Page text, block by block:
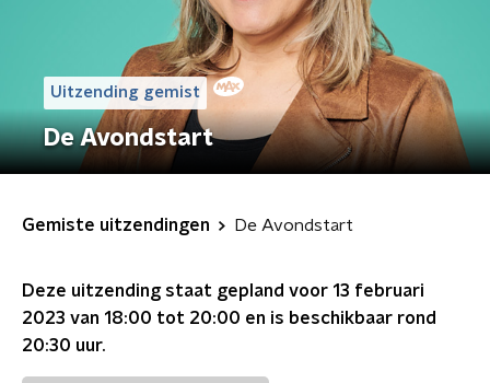
Uitzending gemist
De Avondstart
Gemiste uitzendingen De Avondstart
Deze uitzending staat gepland voor 13 februari
2023 van 18:00 tot 20:00 en is beschikbaar rond
20:30 uur.